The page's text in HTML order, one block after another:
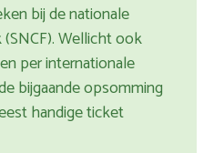
bij de nationale
Wellicht ook
per internationale
bijgaande opsomming
handige ticket